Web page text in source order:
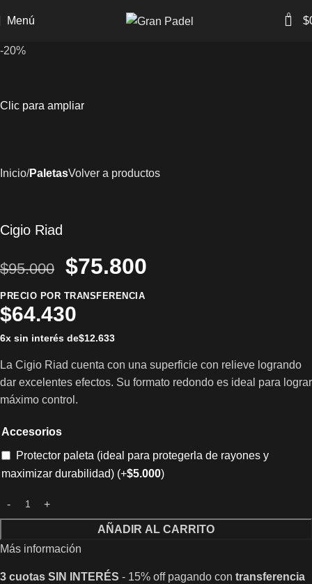
Menú 0 $
-20%
Clic para ampliar
Inicio PaletasVolver a productos
Cigio Riad
$95.000 $75.800
PRECIO POR TRANSFERENCIA
$64.430
6x sin interés de$12.633
La Cigio Riad cuenta con una superficie con relieve logrando
dar excelentes efectos. Su formato redondo es ideal para lograr
máximo control.
Accesorios
Protector paleta (ideal para protegerla de rayones y
maximizar durabilidad) (+$5.000)
AÑADIR AL CARRITO
Más información
3 cuotas SIN INTERÉS - 15% off pagando con transferencia